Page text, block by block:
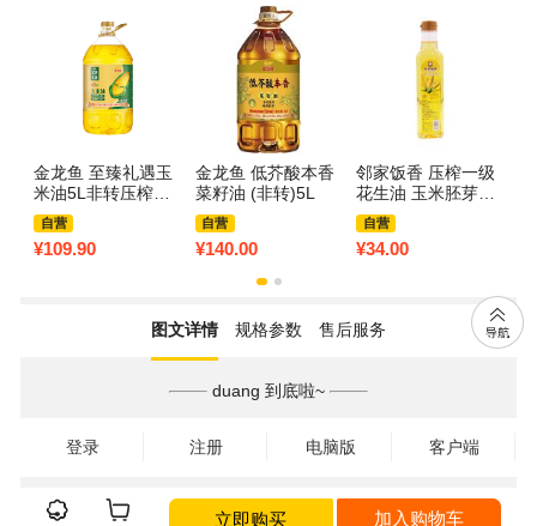
金龙鱼 至臻礼遇玉
米油5L非转压榨食
用油植物油大桶装
自营
¥109.90
金龙鱼 低芥酸本香
菜籽油 (非转)5L
自营
¥140.00
邻家饭香 压榨一级
花生油 玉米胚芽油
葵花籽油 调和油 菜
籽油 大豆油 压榨一
级玉米胚芽油500m
自营
¥34.00
图文详情 规格参数 售后服务
duang 到底啦~
登录 注册 电脑版 客户端
立即购买 加入购物车